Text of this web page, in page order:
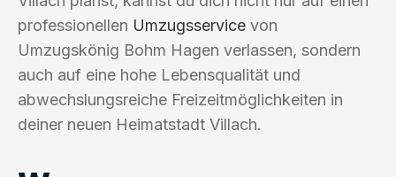
professionellen Umzugsservice von
Umzugskönig Bohm Hagen verlassen, sondern
auch auf eine hohe Lebensqualität und
abwechslungsreiche Freizeitmöglichkeiten in
deiner neuen Heimatstadt Villach.